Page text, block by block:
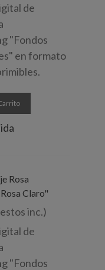
de
"Fondos
en formato
Rosa
Claro"
inc.)
de
"Fondos